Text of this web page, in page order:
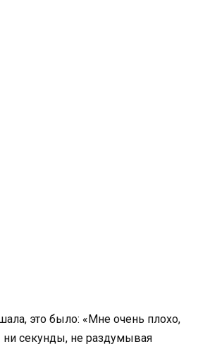
это было: «Мне очень плохо,
секунды, не раздумывая